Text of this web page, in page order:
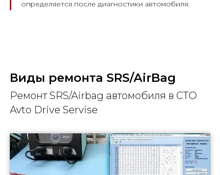
определяется после диагностики автомобиля.
Виды ремонта SRS/AirBag
Ремонт SRS/Airbag автомобиля в СТО
Avto Drive Servise